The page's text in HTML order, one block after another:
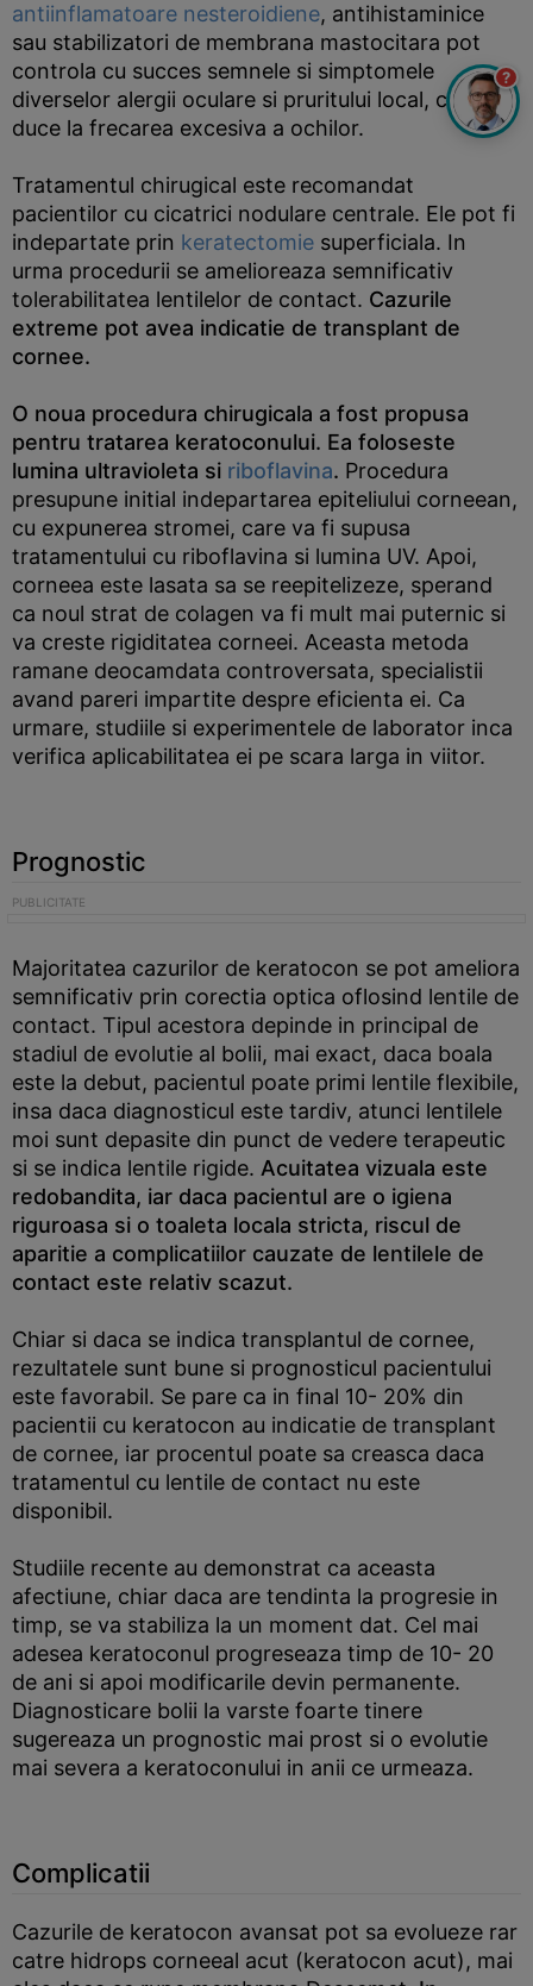
antiinflamatoare nesteroidiene, antihistaminice
sau stabilizatori de membrana mastocitara pot
controla cu succes semnele si simptomele
diverselor alergii oculare si pruritului local, care pot
duce la frecarea excesiva a ochilor.
Tratamentul chirugical este recomandat
pacientilor cu cicatrici nodulare centrale. Ele pot fi
indepartate prin keratectomie superficiala. In
urma procedurii se amelioreaza semnificativ
tolerabilitatea lentilelor de contact. Cazurile
extreme pot avea indicatie de transplant de
cornee.
O noua procedura chirugicala a fost propusa
pentru tratarea keratoconului. Ea foloseste
lumina ultravioleta si riboflavina. Procedura
presupune initial indepartarea epiteliului corneean,
cu expunerea stromei, care va fi supusa
tratamentului cu riboflavina si lumina UV. Apoi,
corneea este lasata sa se reepitelizeze, sperand
ca noul strat de colagen va fi mult mai puternic si
va creste rigiditatea corneei. Aceasta metoda
ramane deocamdata controversata, specialistii
avand pareri impartite despre eficienta ei. Ca
urmare, studiile si experimentele de laborator inca
verifica aplicabilitatea ei pe scara larga in viitor.
Prognostic
Majoritatea cazurilor de keratocon se pot ameliora
semnificativ prin corectia optica oflosind lentile de
contact. Tipul acestora depinde in principal de
stadiul de evolutie al bolii, mai exact, daca boala
este la debut, pacientul poate primi lentile flexibile,
insa daca diagnosticul este tardiv, atunci lentilele
moi sunt depasite din punct de vedere terapeutic
si se indica lentile rigide. Acuitatea vizuala este
redobandita, iar daca pacientul are o igiena
riguroasa si o toaleta locala stricta, riscul de
aparitie a complicatiilor cauzate de lentilele de
contact este relativ scazut.
Chiar si daca se indica transplantul de cornee,
rezultatele sunt bune si prognosticul pacientului
este favorabil. Se pare ca in final 10- 20% din
pacientii cu keratocon au indicatie de transplant
de cornee, iar procentul poate sa creasca daca
tratamentul cu lentile de contact nu este
disponibil.
Studiile recente au demonstrat ca aceasta
afectiune, chiar daca are tendinta la progresie in
timp, se va stabiliza la un moment dat. Cel mai
adesea keratoconul progreseaza timp de 10- 20
de ani si apoi modificarile devin permanente.
Diagnosticare bolii la varste foarte tinere
sugereaza un prognostic mai prost si o evolutie
mai severa a keratoconului in anii ce urmeaza.
Complicatii
Cazurile de keratocon avansat pot sa evolueze rar
catre hidrops corneeal acut (keratocon acut), mai
?